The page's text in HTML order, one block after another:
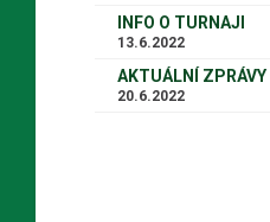
INFO O TURNAJI
13.6.2022
AKTUÁLNÍ ZPRÁVY
20.6.2022